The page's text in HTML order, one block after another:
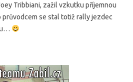
Tribbiani, zažil vzkutku příjemnou
průvodcem se stal totiž rally jezdec